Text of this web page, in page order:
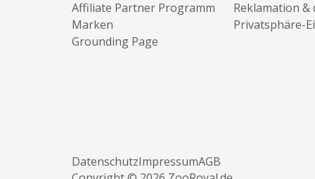
Affiliate Partner Programm
Marken
Grounding Page
Reklamation &
Privatsphäre-
DatenschutzImpressumAGB